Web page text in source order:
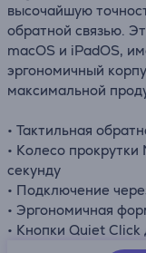
высочайшую
обратной связью.
macOS и iPadOS,
эргономичный
максимальной
• Тактильная
• Колесо
секунду
• Подключение
• Эргономичная
• Кнопки Quiet Click